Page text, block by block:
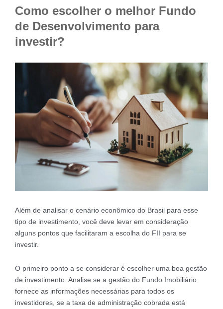
Como escolher o melhor Fundo
de Desenvolvimento para
investir?
Além de analisar o cenário econômico do Brasil para esse
tipo de investimento, você deve levar em consideração
alguns pontos que facilitaram a escolha do FII para se
investir.
O primeiro ponto a se considerar é escolher uma boa gestão
de investimento. Analise se a gestão do Fundo Imobiliário
fornece as informações necessárias para todos os
investidores, se a taxa de administração cobrada está